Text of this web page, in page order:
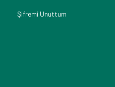
Şifremi Unuttum